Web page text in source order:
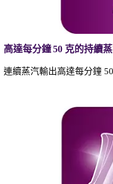
高達每分鐘 50 克的持續
連續蒸汽輸出高達每分鐘